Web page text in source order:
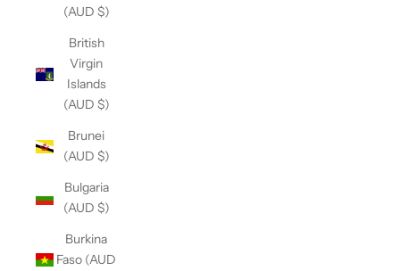
(AUD $)
British
Virgin
Islands
(AUD $)
Brunei
(AUD $)
Bulgaria
(AUD $)
Burkina
Faso (AUD